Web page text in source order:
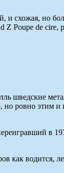
и схожая, но
Poupe de
шведские
но ровно этим и
в
как водится,